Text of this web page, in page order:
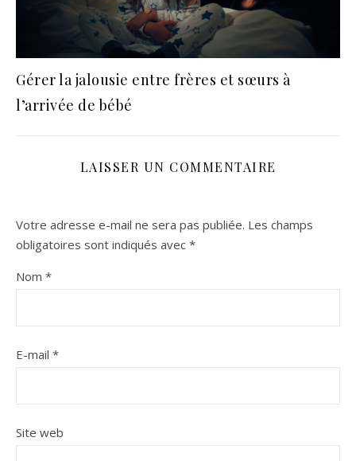
Gérer la jalousie entre frères et sœurs à
l’arrivée de bébé
LAISSER UN COMMENTAIRE
Votre adresse e-mail ne sera pas publiée. Les champs
obligatoires sont indiqués avec *
Nom *
E-mail *
Site web